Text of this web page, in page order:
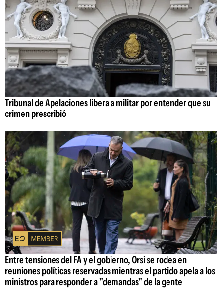
Tribunal de Apelaciones libera a militar por entender que su
crimen prescribió
Entre tensiones del FA y el gobierno, Orsi se rodea en
reuniones políticas reservadas mientras el partido apela a los
ministros para responder a "demandas" de la gente